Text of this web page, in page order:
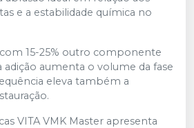
e a estabilidade química no
15-25% outro componente
adição aumenta o volume da fase
eleva também a
VITA VMK Master apresenta